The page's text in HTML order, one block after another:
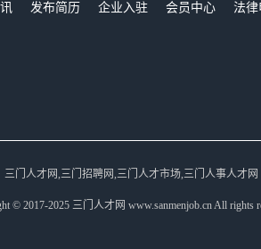
发布简历 企业入驻 会员中心
法律
三门人才网,三门招聘网,三门人才市场,三门人事人才网
© 2017-2025 三门人才网 www.sanmenjob.cn All rights